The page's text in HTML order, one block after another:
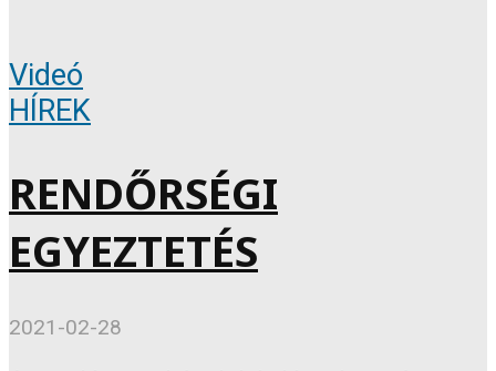
Videó
HÍREK
RENDŐRSÉGI
EGYEZTETÉS
2021-02-28